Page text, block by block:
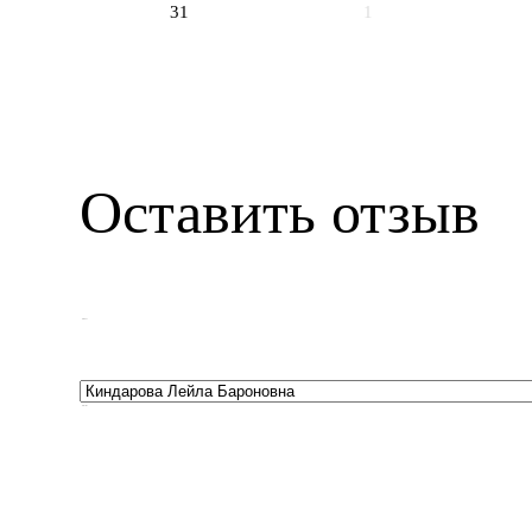
31 1
Оставить отзыв